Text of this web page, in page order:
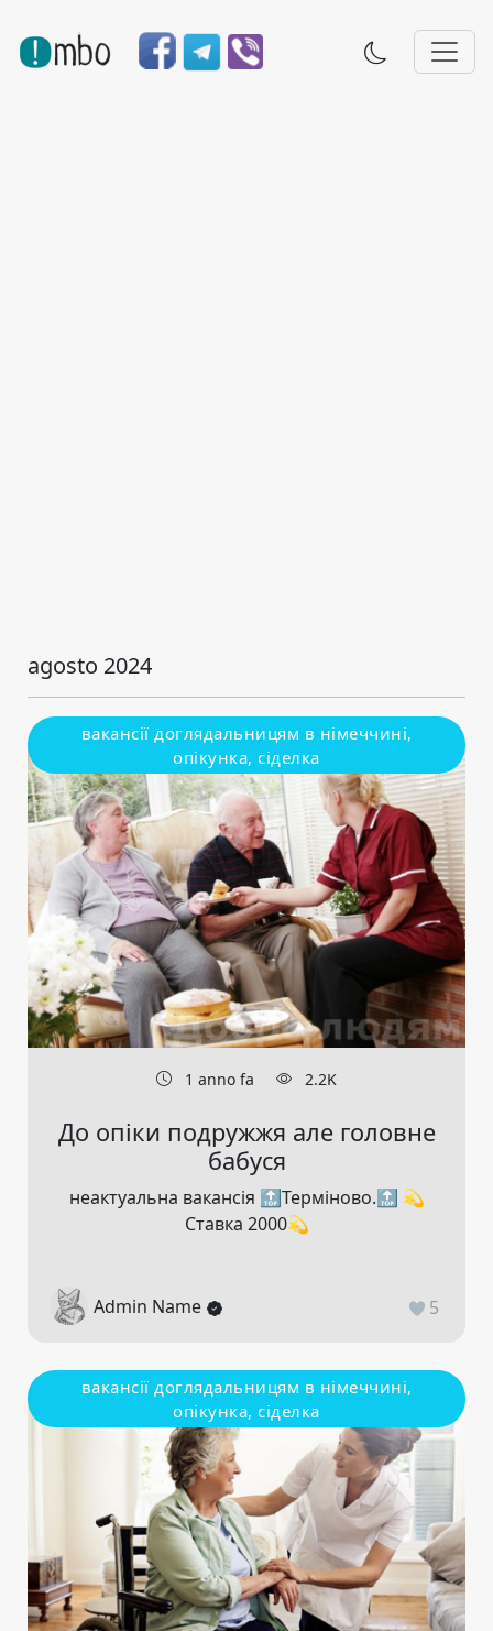
agosto 2024
вакансії доглядальницям в німеччині,
опікунка, сіделка
1 anno fa 2.2K
До опіки подружжя але головне
бабуся
неактуальна вакансія 🔝Терміново.🔝 💫
Ставка 2000💫
Admin Name 5
вакансії доглядальницям в німеччині,
опікунка, сіделка